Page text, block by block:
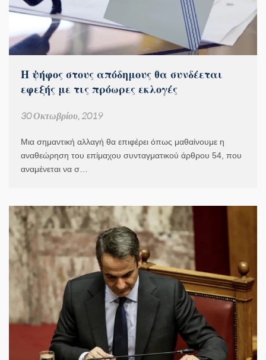
Η ψήφος στους απόδημους θα συνδέεται
εφεξής με τις πρόωρες εκλογές
30 Οκτωβρίου, 2019
Μια σημαντική αλλαγή θα επιφέρει όπως μαθαίνουμε η
αναθεώρηση του επίμαχου συνταγματικού άρθρου 54, που
αναμένεται να σ…